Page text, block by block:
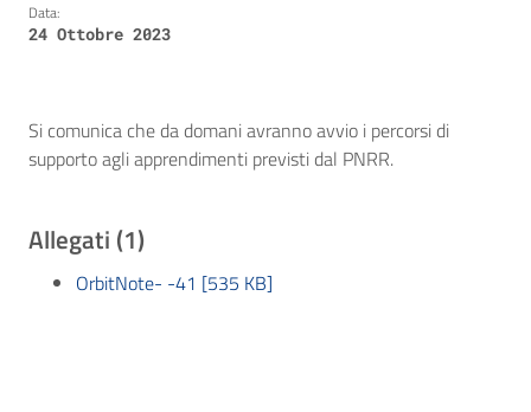
Data:
24 Ottobre 2023
Si comunica che da domani avranno avvio i percorsi di
supporto agli apprendimenti previsti dal PNRR.
Allegati (1)
OrbitNote- -41 [535 KB]